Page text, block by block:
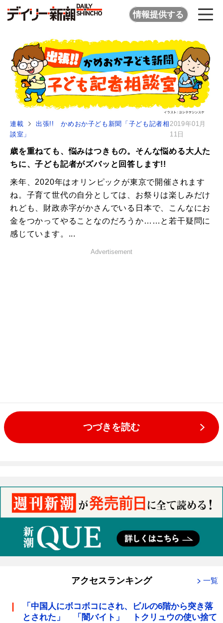
情報提供する
連載
出張!! かめおか子ども新聞「子ども記者相
談室」
2019年01月
11日
歳を重ねても、悩みはつきもの。そんな悩める大人た
ちに、子ども記者がズバッと回答します!!
来年、2020年はオリンピックが東京で開催されます
ね。子育て世代の自分としては、お祭りは楽しみだけ
れども、財政赤字がかさんでいる日本で、こんなにお
金をつかってやることなのだろうか……と若干疑問に
感じています。...
Advertisement
つづきを読む
アクセスランキング 一覧
「中国人にボコボコにされ、ビルの6階から突き落
とされた」 「闇バイト」 トクリュウの使い捨て